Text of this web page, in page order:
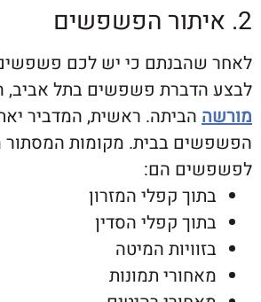
כי יש לכם פשפשים בבית
פשפשים בתל אביב, הזמינו
הביתה. ראשית, המדביר יאתר היכן
בבית. מקומות המסתור
הם:
קפלי המזרון
קפלי הסדין
המיטה
תמונות